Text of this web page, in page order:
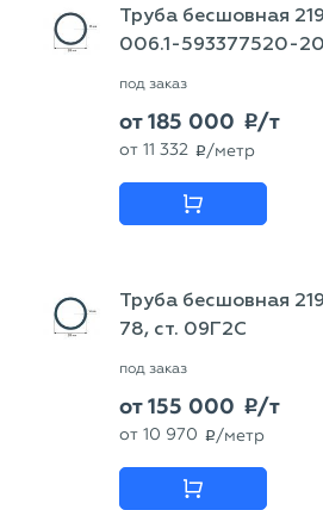
Труба бесшовная
006.1-593377520-
под заказ
от185 000 p/т
от 11 332 p /метр
Труба бесшовная
78, ст. 09Г2С
под заказ
от155 000 p/т
от 10 970 p /метр